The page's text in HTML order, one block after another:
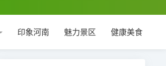
印象河南 魅力景区 健康美食